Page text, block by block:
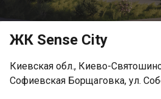
ЖК Sense City
Киевская обл., Киево-
Софиевская Борщаговка, ул.